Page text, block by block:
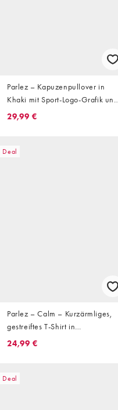
Parlez – Kapuzenpullover in
Khaki mit Sport-Logo-Grafik und
Rückenprint im
29,99 €
Deal
Parlez – Calm – Kurzärmliges,
gestreiftes T-Shirt in
Cremeweiß/Blau
24,99 €
Deal